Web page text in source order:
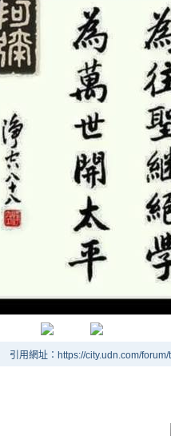
引用網址：https://city.udn.com/